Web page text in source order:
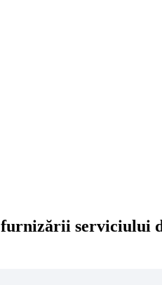
serviciului